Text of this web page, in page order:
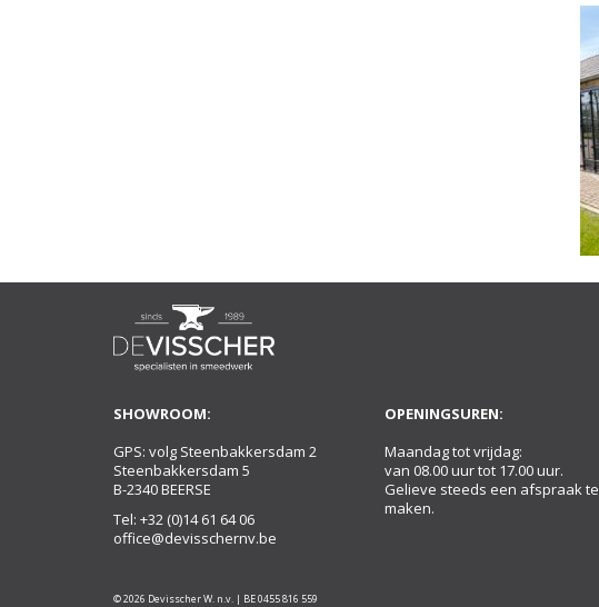
SHOWROOM:
GPS: volg Steenbakkersdam 2
Steenbakkersdam 5
B-2340 BEERSE
Tel: +32 (0)14 61 64 06
office@devisschernv.be
© 2026 Devisscher W. n.v. | BE 0455 816 559
OPENINGSUREN:
Maandag tot vrijdag:
van 08.00 uur tot 17.00 uur.
Gelieve steeds een afspraak te
maken.